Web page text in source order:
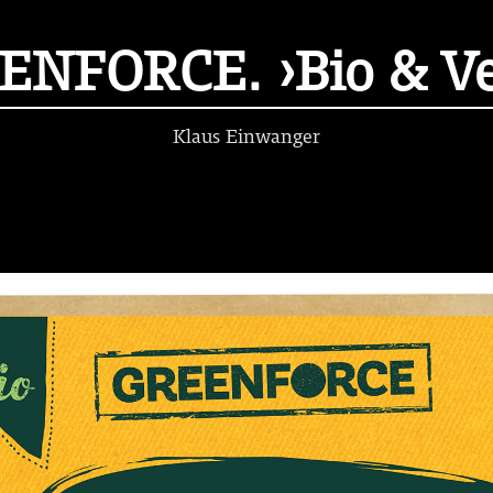
›Bio &
Klaus Einwanger